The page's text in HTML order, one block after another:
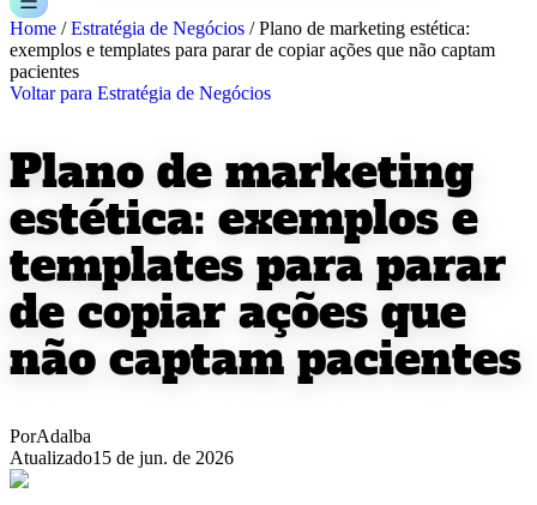
Home /Estratégia de Negócios /Plano de marketing estética:
exemplos e templates para parar de copiar ações que não captam
pacientes
Voltar para Estratégia de Negócios
Plano de marketing
estética: exemplos e
templates para parar
de copiar ações que
não captam pacientes
PorAdalba
Atualizado15 de jun. de 2026